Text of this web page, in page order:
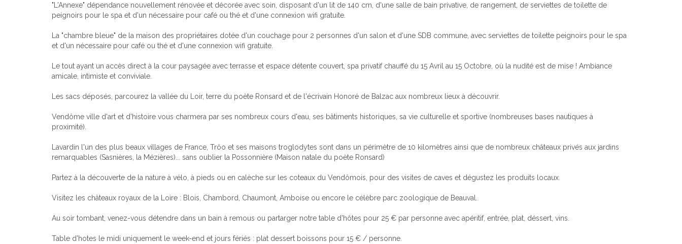
"L'Annexe" dépendance nouvellement rénovée et décorée avec soin, disposant d'un lit de 140 cm, d'une salle de bain privative, de rangement, de serviettes de toilette de
peignoirs pour le spa et d'un nécessaire pour café ou thé et d'une connexion wifi gratuite.
La "chambre bleue" de la maison des propriétaires dotée d'un couchage pour 2 personnes d'un salon et d'une SDB commune, avec serviettes de toilette peignoirs pour le spa
et d'un nécessaire pour café ou thé et d'une connexion wifi gratuite.
Le tout ayant un accès direct à la cour paysagée avec terrasse et espace détente couvert, spa privatif chauffé du 15 Avril au 15 Octobre, où la nudité est de mise ! Ambiance
amicale, intimiste et conviviale.
Les sacs déposés, parcourez la vallée du Loir, terre du poète Ronsard et de l'écrivain Honoré de Balzac aux nombreux lieux à découvrir.
Vendôme ville d'art et d'histoire vous charmera par ses nombreux cours d'eau, ses bâtiments historiques, sa vie culturelle et sportive (nombreuses bases nautiques à
proximité).
Lavardin l'un des plus beaux villages de France, Trôo et ses maisons troglodytes sont dans un périmètre de 10 kilomètres ainsi que de nombreux châteaux privés aux jardins
remarquables (Sasnières, la Mézières)... sans oublier la Possonnière (Maison natale du poète Ronsard)
Partez à la découverte de la nature à vélo, à pieds ou en calèche sur les coteaux du Vendômois, pour des visites de caves et dégustez les produits locaux.
Visitez les châteaux royaux de la Loire : Blois, Chambord, Chaumont, Amboise ou encore le célèbre parc zoologique de Beauval.
Au soir tombant, venez-vous détendre dans un bain à remous ou partarger notre table d'hôtes pour 25 € par personne avec apéritif, entrée, plat, déssert, vins.
Table d'hotes le midi uniquement le week-end et jours fériés : plat dessert boissons pour 15 € / personne.